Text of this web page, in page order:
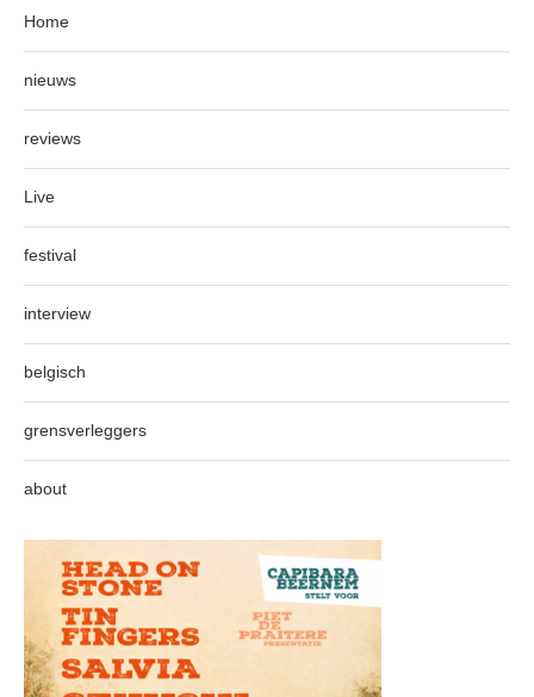
Home
nieuws
reviews
Live
festival
interview
belgisch
grensverleggers
about